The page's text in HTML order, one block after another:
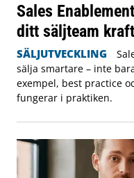
Sales
ditt säljteam
SÄLJUTVECKLING
sälja smartare – inte
exempel, best practice
fungerar i praktiken.